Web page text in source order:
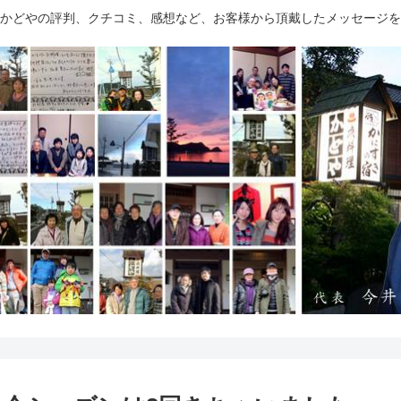
どやの評判、クチコミ、感想など、お客様から頂戴したメッセージ